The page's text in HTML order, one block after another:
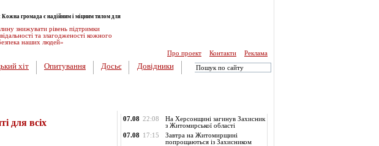
Кожна громада є надійним і міцним тилом для
знижувати рівень підтримки
та злагодженості кожного
наших людей»
Про проект
Контакти Реклама
хіт Опитування Досьє Довідники
для всіх 07.08 22:08
На Херсонщині загинув Захисник
з Житомирської області
07.08 17:15
Завтра на Житомирщині
попрощаються із Захисником